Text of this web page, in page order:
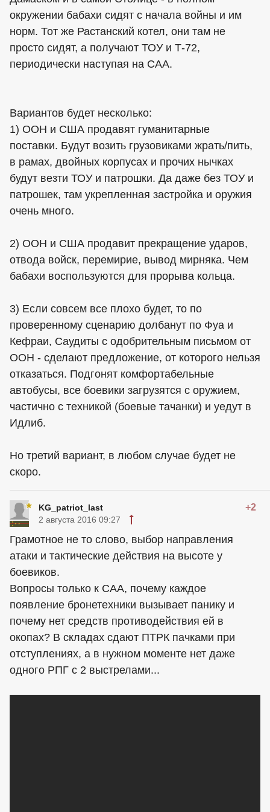
окружении бабахи сидят с начала войны и им
норм. Тот же Растанский котел, они там не
просто сидят, а получают ТОУ и Т-72,
периодически наступая на САА.
Вариантов будет несколько:
1) ООН и США продавят гуманитарные
поставки. Будут возить грузовиками жрать/пить,
в рамах, двойных корпусах и прочих нычках
будут везти ТОУ и патрошки. Да даже без ТОУ и
патрошек, там укрепленная застройка и оружия
очень много.
2) ООН и США продавит прекращение ударов,
отвода войск, перемирие, вывод мирняка. Чем
бабахи воспользуются для прорыва кольца.
3) Если совсем все плохо будет, то по
проверенному сценарию долбанут по Фуа и
Кефраи, Саудиты с одобрительным письмом от
ООН - сделают предложение, от которого нельзя
отказаться. Подгонят комфортабельные
автобусы, все боевики загрузятся с оружием,
частично с техникой (боевые тачанки) и уедут в
Идлиб.
Но третий вариант, в любом случае будет не
скоро.
KG_patriot_last +2
2 августа 2016 09:27
Грамотное не то слово, выбор направления
атаки и тактические действия на высоте у
боевиков.
Вопросы только к САА, почему каждое
появление бронетехники вызывает панику и
почему нет средств противодействия ей в
окопах? В складах сдают ПТРК пачками при
отступлениях, а в нужном моменте нет даже
одного РПГ с 2 выстрелами...